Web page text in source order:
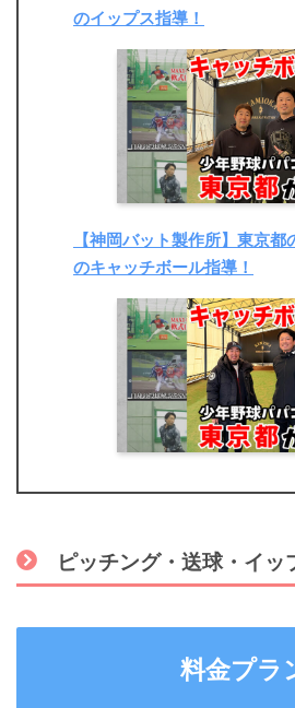
のイップス指導！
【神岡バット製作所】東京
のキャッチボール指導！
ピッチング・送球・イッ
料金プラ